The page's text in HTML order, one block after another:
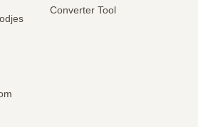
Converter Tool